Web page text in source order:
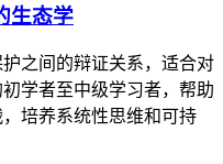
生态学
之间的辩证关系，适合对
学者至中级学习者，帮助
培养系统性思维和可持